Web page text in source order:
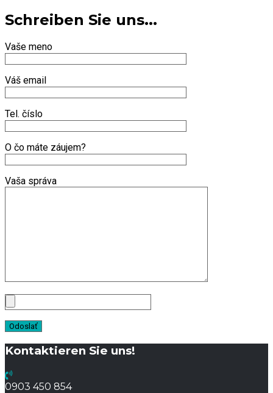
Schreiben Sie uns...
Vaše meno
Váš email
Tel. číslo
O čo máte záujem?
Vaša správa
Kontaktieren Sie uns!
0903 450 854